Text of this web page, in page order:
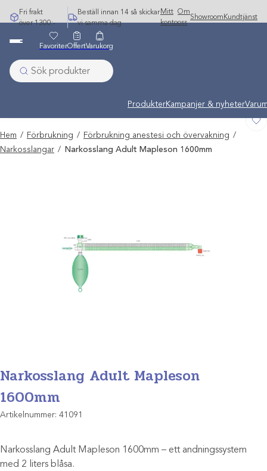
Hoppa
till
Fri frakt
över 1300:-
Beställ innan 14 så skickar
vi samma dag
Mitt
konto
Om
oss
Showroom Kundtjänst
Undermeny stängd: Varumärken
ProdukterKampanjer & nyheter
FavoriterOffertVarukorg
Hem / Förbrukning / Förbrukning anestesi och övervakning /
Narkosslangar / Narkosslang Adult Mapleson 1600mm
Narkosslang Adult Mapleson
1600mm
Artikelnummer: 41091
Narkosslang Adult Mapleson 1600mm – ett andningssystem
med 2 liters blåsa.